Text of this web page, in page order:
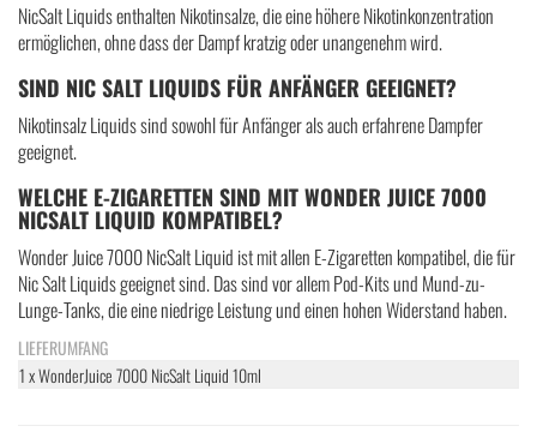
NicSalt Liquids enthalten Nikotinsalze, die eine höhere Nikotinkonzentration
ermöglichen, ohne dass der Dampf kratzig oder unangenehm wird.
SIND NIC SALT LIQUIDS FÜR ANFÄNGER GEEIGNET?
Nikotinsalz Liquids sind sowohl für Anfänger als auch erfahrene Dampfer
geeignet.
WELCHE E-ZIGARETTEN SIND MIT WONDER JUICE 7000
NICSALT LIQUID KOMPATIBEL?
Wonder Juice 7000 NicSalt Liquid ist mit allen E-Zigaretten kompatibel, die für
Nic Salt Liquids geeignet sind. Das sind vor allem Pod-Kits und Mund-zu-
Lunge-Tanks, die eine niedrige Leistung und einen hohen Widerstand haben.
LIEFERUMFANG
1 x WonderJuice 7000 NicSalt Liquid 10ml